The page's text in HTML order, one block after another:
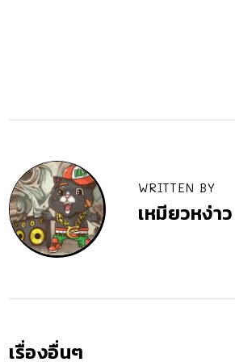
WRITTEN BY
เหมียวหง่าว
เรื่องอื่นๆ